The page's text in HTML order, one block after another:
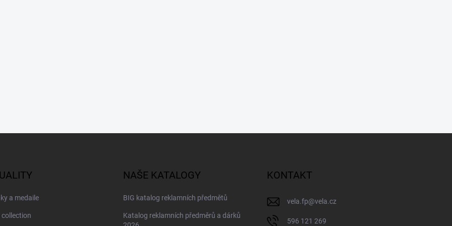
a medaile
NAŠE KATALOGY
BIG katalog reklamních předmětů
Katalog reklamních předměrů a dárků
KONTAKT
vela.fp@vela.cz
596 121 269